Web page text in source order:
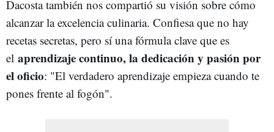
Dacosta también nos compartió su visión sobre cómo
alcanzar la excelencia culinaria. Confiesa que no hay
recetas secretas, pero sí una fórmula clave que es
el aprendizaje continuo, la dedicación y pasión por
el oficio: "El verdadero aprendizaje empieza cuando te
pones frente al fogón".